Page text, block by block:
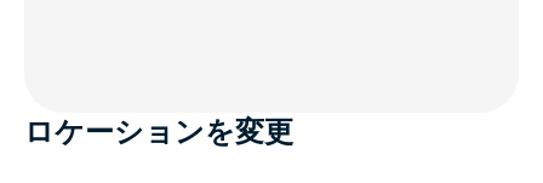
ロケーションを変更